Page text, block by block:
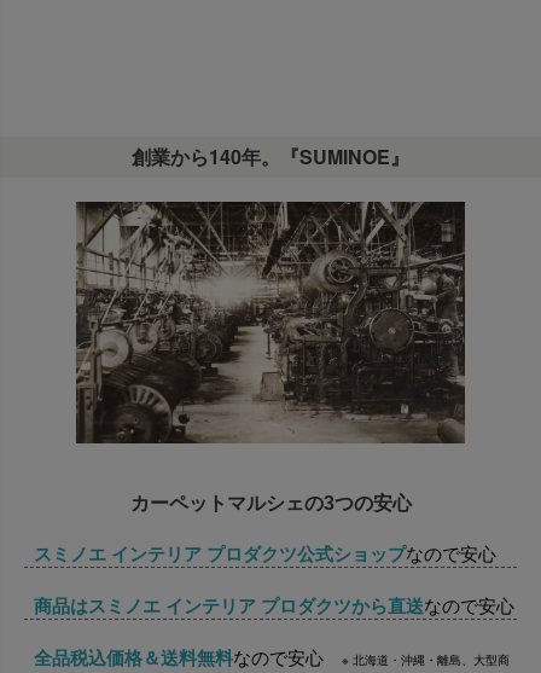
創業から140年。『SUMINOE』
カーペットマルシェの3つの安心
スミノエ インテリア プロダクツ公式ショップなので安心
商品はスミノエ インテリア プロダクツから直送なので安心
全品税込価格＆送料無料なので安心
※ 北海道・沖縄・離島、大型商